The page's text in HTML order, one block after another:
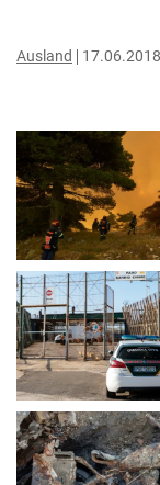
Ausland